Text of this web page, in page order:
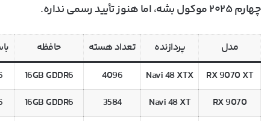
چهارم ۲۰۲۵
موکول بشه، اما هنوز تأیید رسمی نداره.
مدل پردازنده تعداد هسته حافظه
RX 9070 XT
Navi 48 XTX
4096
16GB GDDR6
RX 9070
Navi 48 XT
3584
16GB GDDR6